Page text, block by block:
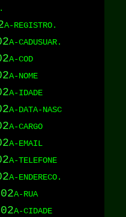
A-COD
A-NOME
A-IDADE
A-DATA-NASC
A-CARGO
A-EMAIL
A-TELEFONE
A-RUA
A-CIDADE